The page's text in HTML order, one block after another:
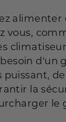
alimenter
vous,
d'un
puissant,
la
le